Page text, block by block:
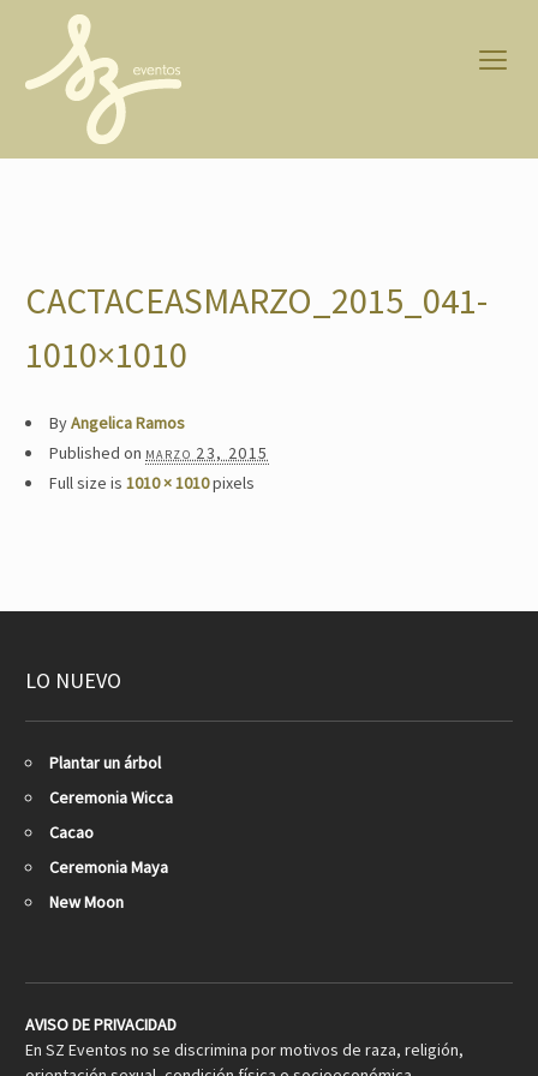
CACTACEASMARZO_2015_041-
1010×1010
ByAngelica Ramos
Published on marzo 23, 2015
Full size is 1010 × 1010pixels
LO NUEVO
Plantar un árbol
Ceremonia Wicca
Cacao
Ceremonia Maya
New Moon
AVISO DE PRIVACIDAD
En SZ Eventos no se discrimina por motivos de raza, religión,